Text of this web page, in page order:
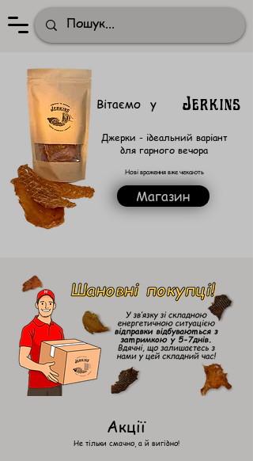
Вітаємо у Jerkins
Джерки - ідеальний варіант
для гарного вечора
Нові враження вже чекають
Магазин
Акції
Не тільки смачно, а й вигідно!